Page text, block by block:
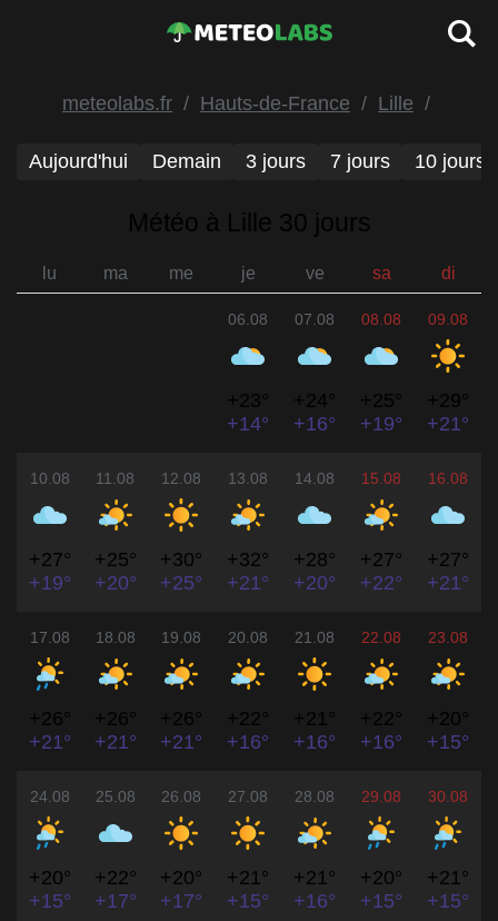
meteolabs.fr Hauts-de-France Lille
Aujourd'hui Demain 3 jours 7 jours 10 jours
Météo à Lille 30 jours
lu ma me je ve sa di
06.08
+23°
+14°
07.08
+24°
+16°
08.08
+25°
+19°
09.08
+29°
+21°
10.08
+27°
+19°
11.08
+25°
+20°
12.08
+30°
+25°
13.08
+32°
+21°
14.08
+28°
+20°
15.08
+27°
+22°
16.08
+27°
+21°
17.08
+26°
+21°
18.08
+26°
+21°
19.08
+26°
+21°
20.08
+22°
+16°
21.08
+21°
+16°
22.08
+22°
+16°
23.08
+20°
+15°
24.08
+20°
+15°
25.08
+22°
+17°
26.08
+20°
+17°
27.08
+21°
+15°
28.08
+21°
+16°
29.08
+20°
+15°
30.08
+21°
+15°